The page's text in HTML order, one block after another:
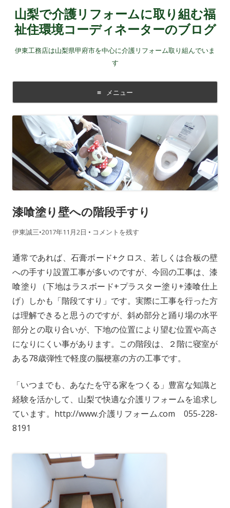
山梨で介護リフォームに取り組む福
祉住環境コーディネーターのブログ
伊東工務店は山梨県甲府市を中心に介護リフォーム取り組んでいま
す
メニュー
コンテンツに移動する
漆喰塗り壁への階段手すり
伊東誠三•2017年11月2日 • コメントを残す
通常であれば、石膏ボード+クロス、若しくは合板の壁
への手すり設置工事が多いのですが、今回の工事は、漆
喰塗り（下地はラスボード+プラスター塗り+漆喰仕上
げ）しかも「階段てすり」です。実際に工事を行った方
は理解できると思うのですが、斜め部分と踊り場の水平
部分との取り合いが、下地の位置により望む位置や高さ
になりにくい事があります。この階段は、２階に寝室が
ある78歳弾性で軽度の脳梗塞の方の工事です。
「いつまでも、あなたを守る家をつくる」豊富な知識と
経験を活かして、山梨で快適な介護リフォームを追求し
ています。http://www.介護リフォーム.com 055-228-
8191